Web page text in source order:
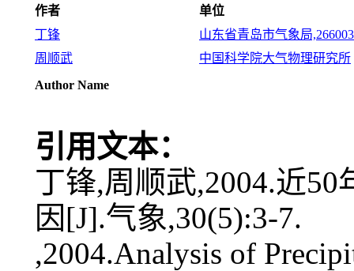
作者
单位
丁锋
山东省青岛市气象局,266003
周顺武
中国科学院大气物理研究所
Author Name
引用文本：
丁锋,周顺武,2004.近
因[J].气象,30(5):3-7.
,2004.Analysis of